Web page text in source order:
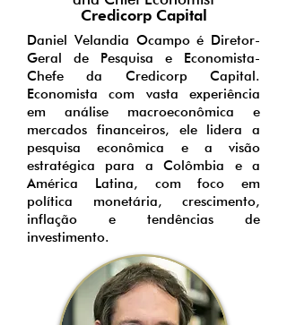
Credicorp Capital
Daniel Velandia Ocampo é Diretor-
Geral de Pesquisa e Economista-
Chefe da Credicorp Capital.
Economista com vasta experiência
em análise macroeconômica e
mercados financeiros, ele lidera a
pesquisa econômica e a visão
estratégica para a Colômbia e a
América Latina, com foco em
política monetária, crescimento,
inflação e tendências de
investimento.